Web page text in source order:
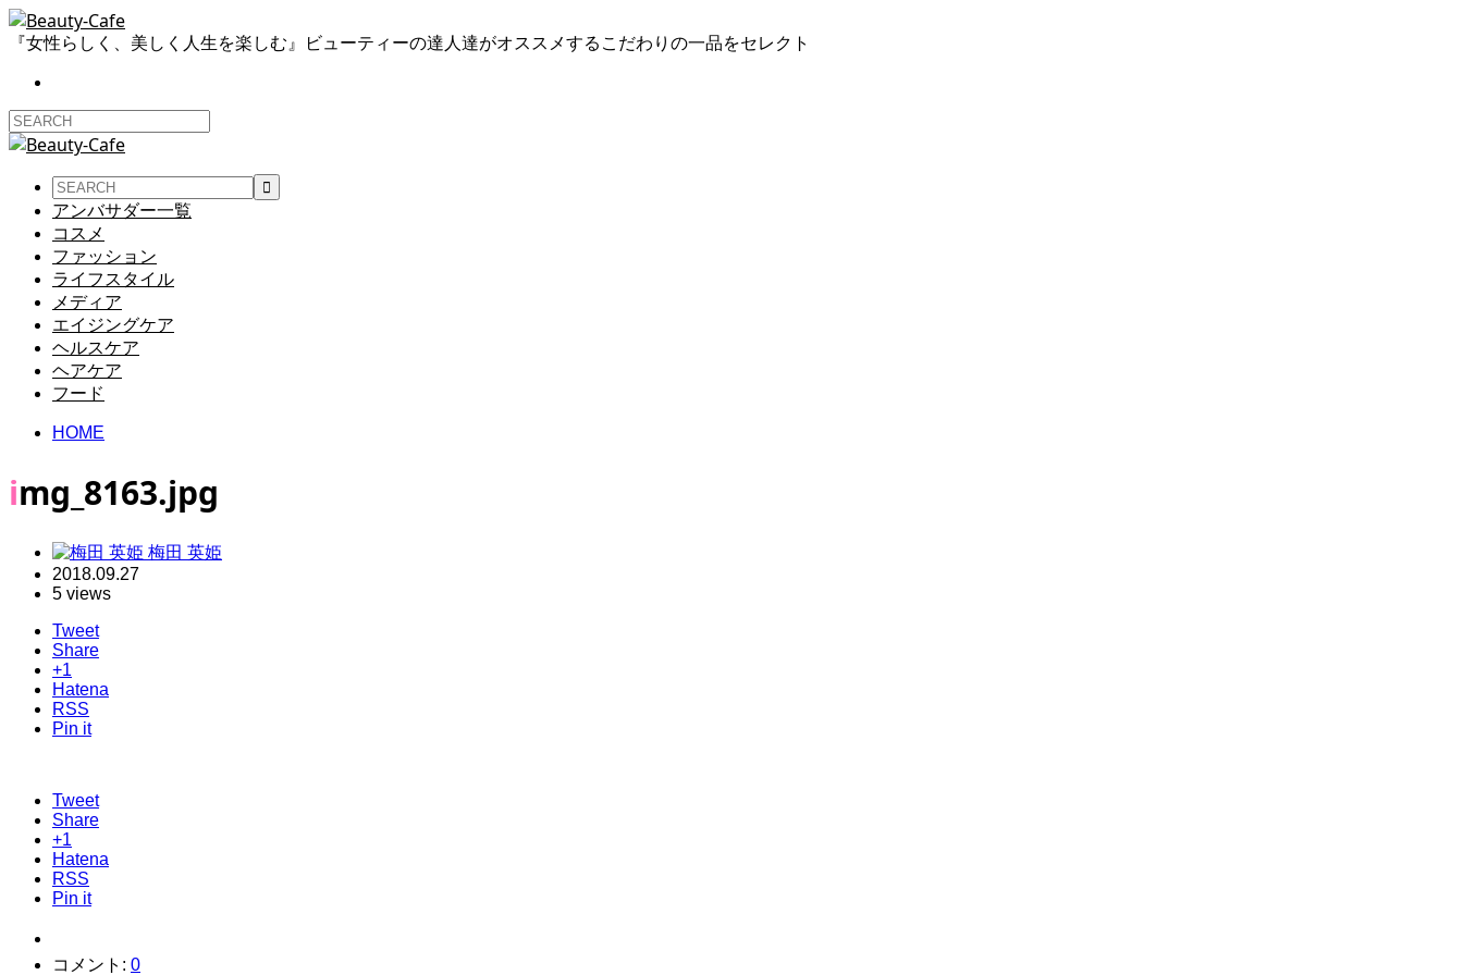
『女性らしく、美しく人生を楽しむ』ビューティーの達人達がオススメするこだわりの一品をセレクト
アンバサダー一覧
コスメ
ファッション
ライフスタイル
メディア
エイジングケア
ヘルスケア
ヘアケア
フード
HOME
img_8163.jpg
梅田 英姫
2018.09.27
5 views
Tweet
Share
+1
Hatena
RSS
Pin it
Tweet
Share
+1
Hatena
RSS
Pin it
コメント: 0